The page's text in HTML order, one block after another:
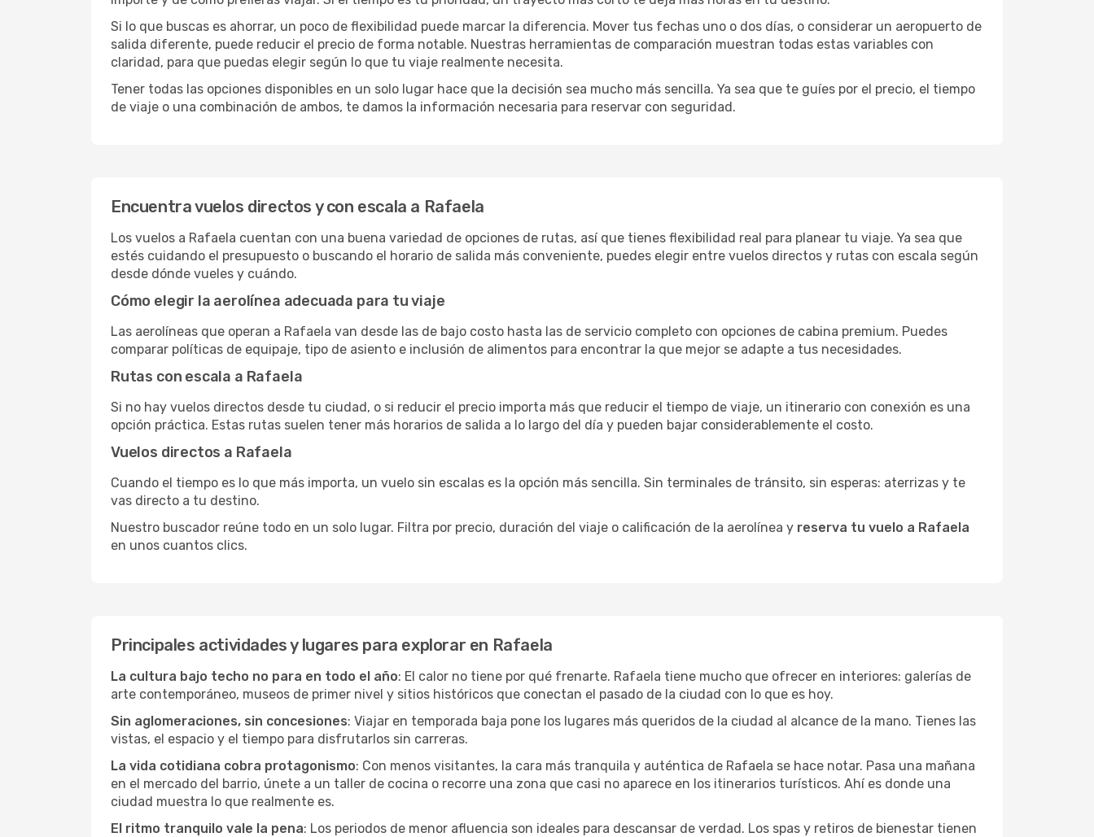
Si lo que buscas es ahorrar, un poco de flexibilidad puede marcar la diferencia. Mover tus fechas uno o dos días, o considerar un aeropuerto de
salida diferente, puede reducir el precio de forma notable. Nuestras herramientas de comparación muestran todas estas variables con
claridad, para que puedas elegir según lo que tu viaje realmente necesita.
Tener todas las opciones disponibles en un solo lugar hace que la decisión sea mucho más sencilla. Ya sea que te guíes por el precio, el tiempo
de viaje o una combinación de ambos, te damos la información necesaria para reservar con seguridad.
Encuentra vuelos directos y con escala a Rafaela
Los vuelos a Rafaela cuentan con una buena variedad de opciones de rutas, así que tienes flexibilidad real para planear tu viaje. Ya sea que
estés cuidando el presupuesto o buscando el horario de salida más conveniente, puedes elegir entre vuelos directos y rutas con escala según
desde dónde vueles y cuándo.
Cómo elegir la aerolínea adecuada para tu viaje
Las aerolíneas que operan a Rafaela van desde las de bajo costo hasta las de servicio completo con opciones de cabina premium. Puedes
comparar políticas de equipaje, tipo de asiento e inclusión de alimentos para encontrar la que mejor se adapte a tus necesidades.
Rutas con escala a Rafaela
Si no hay vuelos directos desde tu ciudad, o si reducir el precio importa más que reducir el tiempo de viaje, un itinerario con conexión es una
opción práctica. Estas rutas suelen tener más horarios de salida a lo largo del día y pueden bajar considerablemente el costo.
Vuelos directos a Rafaela
Cuando el tiempo es lo que más importa, un vuelo sin escalas es la opción más sencilla. Sin terminales de tránsito, sin esperas: aterrizas y te
vas directo a tu destino.
Nuestro buscador reúne todo en un solo lugar. Filtra por precio, duración del viaje o calificación de la aerolínea y reserva tu vuelo a Rafaela
en unos cuantos clics.
Principales actividades y lugares para explorar en Rafaela
La cultura bajo techo no para en todo el año: El calor no tiene por qué frenarte. Rafaela tiene mucho que ofrecer en interiores: galerías de
arte contemporáneo, museos de primer nivel y sitios históricos que conectan el pasado de la ciudad con lo que es hoy.
Sin aglomeraciones, sin concesiones: Viajar en temporada baja pone los lugares más queridos de la ciudad al alcance de la mano. Tienes las
vistas, el espacio y el tiempo para disfrutarlos sin carreras.
La vida cotidiana cobra protagonismo: Con menos visitantes, la cara más tranquila y auténtica de Rafaela se hace notar. Pasa una mañana
en el mercado del barrio, únete a un taller de cocina o recorre una zona que casi no aparece en los itinerarios turísticos. Ahí es donde una
ciudad muestra lo que realmente es.
El ritmo tranquilo vale la pena: Los periodos de menor afluencia son ideales para descansar de verdad. Los spas y retiros de bienestar tienen